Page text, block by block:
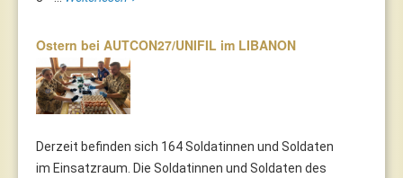
Ostern bei AUTCON27/UNIFIL im LIBANON
Derzeit befinden sich 164 Soldatinnen und Soldaten
im Einsatzraum. Die Soldatinnen und Soldaten des